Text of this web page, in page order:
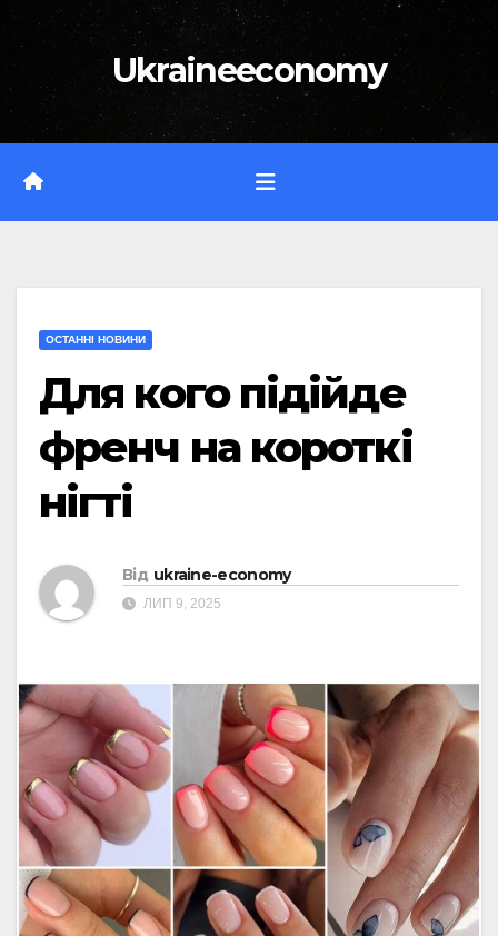
Перейти
Ukraineeconomy
ОСТАННІ НОВИНИ
Для кого підійде
френч на короткі
нігті
Від ukraine-economy
ЛИП 9, 2025